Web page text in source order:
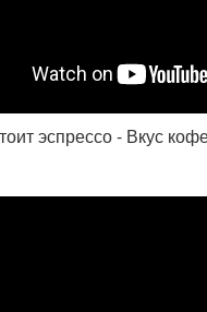
эспрессо - Вкус